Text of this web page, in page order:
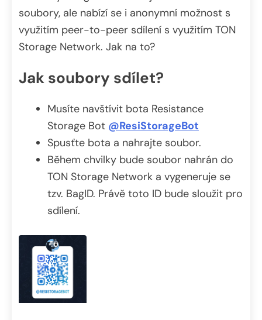
soubory, ale nabízí se i anonymní možnost s
využitím peer-to-peer sdílení s využitím TON
Storage Network. Jak na to?
Jak soubory sdílet?
Musíte navštívit bota Resistance
Storage Bot @ResiStorageBot
Spusťte bota a nahrajte soubor.
Během chvilky bude soubor nahrán do
TON Storage Network a vygeneruje se
tzv. BagID. Právě toto ID bude sloužit pro
sdílení.